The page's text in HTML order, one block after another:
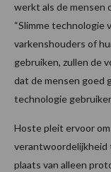
werkt als de mensen
“Slimme technologie
varkenshouders of
gebruiken, zullen de
dat de mensen goed
technologie
Hoste pleit ervoor
verantwoordelijkheid
plaats van alleen